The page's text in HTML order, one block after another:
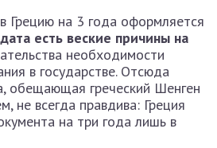
Грецию на 3 года оформляется
есть веские причины на
необходимости
в государстве. Отсюда
обещающая греческий Шенген
не всегда правдива: Греция
на три года лишь в